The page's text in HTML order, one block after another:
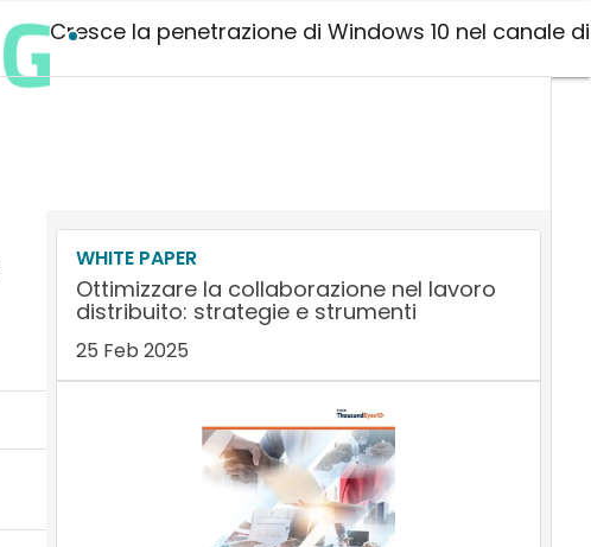
Cresce la penetrazione di Windows 10 nel canale
WHITE PAPER
Ottimizzare la collaborazione nel lavoro
distribuito: strategie e strumenti
25 Feb 2025